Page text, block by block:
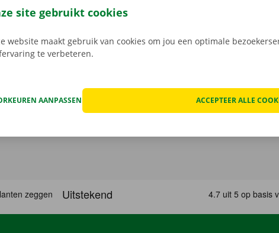
huurwagen op in een Pick-up Point of Dockx Service Shop naar
site gebruikt cookies
website maakt gebruik van cookies om jou een optimale
te verbeteren.
AANPASSEN ACCEPTEER ALLE